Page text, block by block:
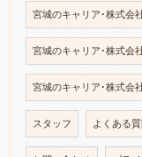
宮城のキャリア･株式会
宮城のキャリア･株式会
宮城のキャリア･株式会
スタッフ よくある